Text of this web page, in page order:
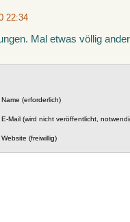
22:34
Mal etwas völlig
Name (erforderlich)
E-Mail (wird nicht veröffentlicht,
Website (freiwillig)